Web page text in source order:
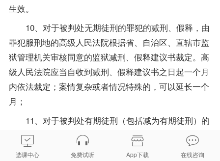
生效。
10、对于被判处无期徒刑的罪犯的减刑、假释，由
罪犯服刑地的高级人民法院根据省、自治区、直辖市监
狱管理机关审核同意的监狱减刑、假释建议书裁定。高
级人民法院应当自收到减刑、假释建议书之日起一个月
内依法裁定；案情复杂或者情况特殊的，可以延长一个
月；
11、对于被判处有期徒刑（包括减为有期徒刑）的
罪犯的减刑、假释，由罪犯服刑地的中级人民法院根据
当地执行机关提出的减刑、假释建议书裁定。中级人民
选课中心 免费试听 App下载 在线咨询